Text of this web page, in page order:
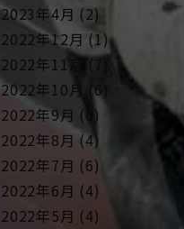
2023年4月 (2)
2022年12月 (1)
2022年11月 (7)
2022年10月 (6)
2022年9月 (6)
2022年8月 (4)
2022年7月 (6)
2022年6月 (4)
2022年5月 (4)